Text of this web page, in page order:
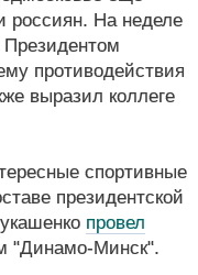
россиян. На неделе
противодействия
выразил коллеге
спортивные
президентской
провел
"Динамо-Минск".